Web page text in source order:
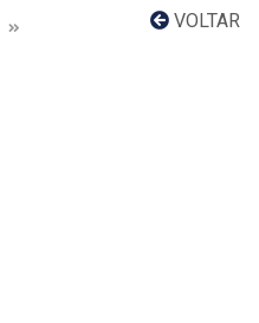
VOLTAR